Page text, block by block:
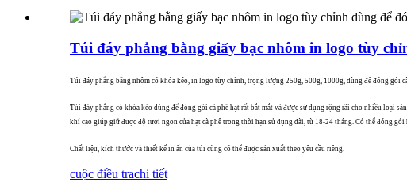
Túi đáy phẳng bằng giấy bạc nhôm in logo tùy
Túi đáy phẳng bằng nhôm có khóa kéo, in logo tùy chỉnh, trọng lượng 250g, 500g, 1000g, dùng để đóng gói
Túi đáy phẳng có khóa kéo dùng để đóng gói cà phê hạt rất bắt mắt và được sử dụng rộng rãi cho nhiều loại
khí cao giúp giữ được độ tươi ngon của hạt cà phê trong thời hạn sử dụng dài, từ 18-24 tháng. Có thể đóng gói
Chất liệu, kích thước và thiết kế in ấn của túi cũng có thể được sản xuất theo yêu cầu riêng.
cuộc điều trachi tiết